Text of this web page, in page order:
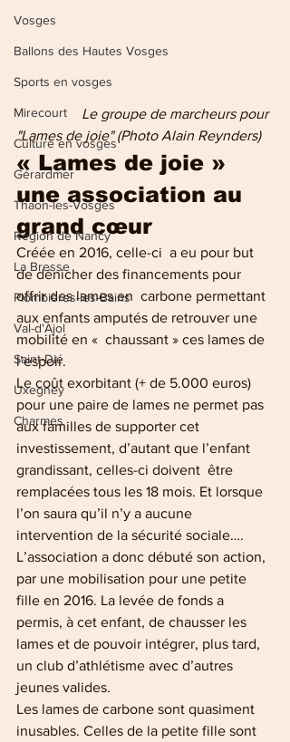
Vosges
Ballons des Hautes Vosges
Sports en vosges
Mirecourt
Culture en vosges
Gérardmer
Thaon-les-Vosges
Région de Nancy
La Bresse
Plombières-les-Bains
Val-d'Ajol
Saint-Dié
Uxegney
Charmes
                  Le groupe de marcheurs pour
"Lames de joie" (Photo Alain Reynders)
« Lames de joie »
une association au
grand cœur
Créée en 2016, celle-ci  a eu pour but
de dénicher des financements pour
offrir des lames en  carbone permettant
aux enfants amputés de retrouver une
mobilité en «  chaussant » ces lames de
l’espoir.
Le coût exorbitant (+ de 5.000 euros)
pour une paire de lames ne permet pas
aux familles de supporter cet
investissement, d’autant que l’enfant
grandissant, celles-ci doivent  être
remplacées tous les 18 mois. Et lorsque
l’on saura qu’il n’y a aucune
intervention de la sécurité sociale….
L’association a donc débuté son action,
par une mobilisation pour une petite
fille en 2016. La levée de fonds a
permis, à cet enfant, de chausser les
lames et de pouvoir intégrer, plus tard,
un club d’athlétisme avec d’autres
jeunes valides.
Les lames de carbone sont quasiment
inusables. Celles de la petite fille sont